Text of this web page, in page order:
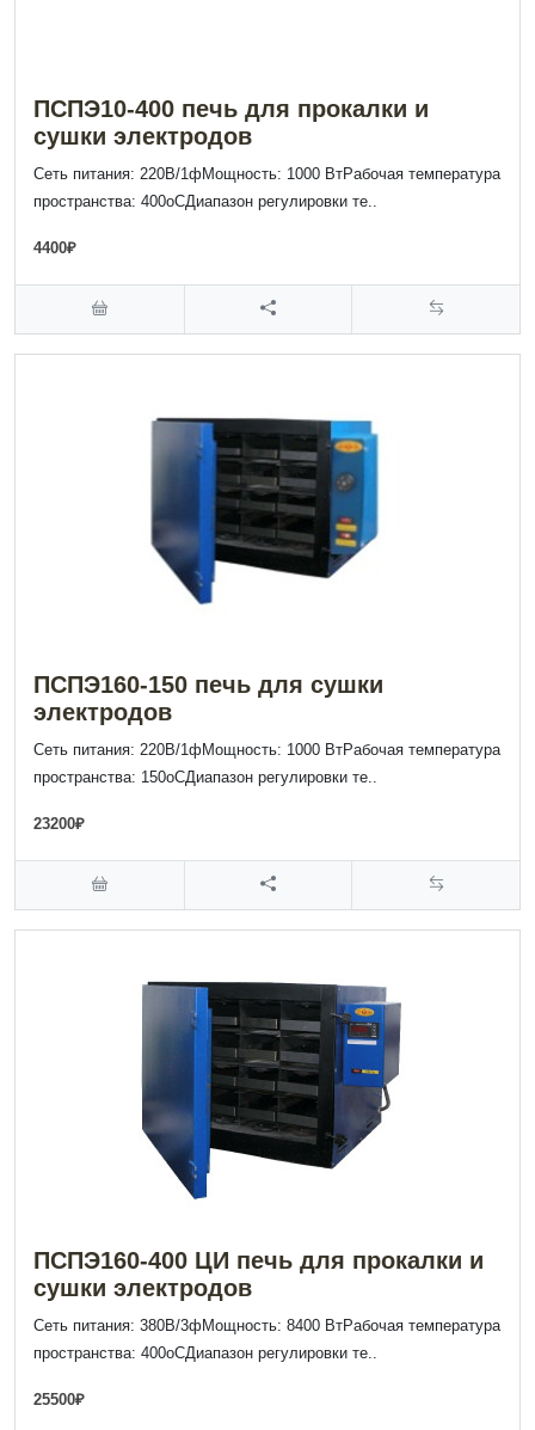
ПСПЭ10-400 печь для прокалки и
сушки электродов
Сеть питания: 220В/1фМощность: 1000 ВтРабочая температура
пространства: 400оСДиапазон регулировки те..
4400₽
ПСПЭ160-150 печь для сушки
электродов
Сеть питания: 220В/1фМощность: 1000 ВтРабочая температура
пространства: 150оСДиапазон регулировки те..
23200₽
ПСПЭ160-400 ЦИ печь для прокалки и
сушки электродов
Сеть питания: 380В/3фМощность: 8400 ВтРабочая температура
пространства: 400оСДиапазон регулировки те..
25500₽